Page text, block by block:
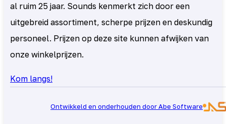
al ruim 25 jaar. Sounds kenmerkt zich door een
uitgebreid assortiment, scherpe prijzen en deskundig
personeel. Prijzen op deze site kunnen afwijken van
onze winkelprijzen.
Kom langs!
Ontwikkeld en onderhouden door Abe Software